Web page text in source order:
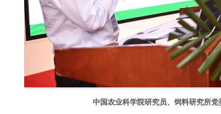
中国农业科学院研究员、饲料研究所